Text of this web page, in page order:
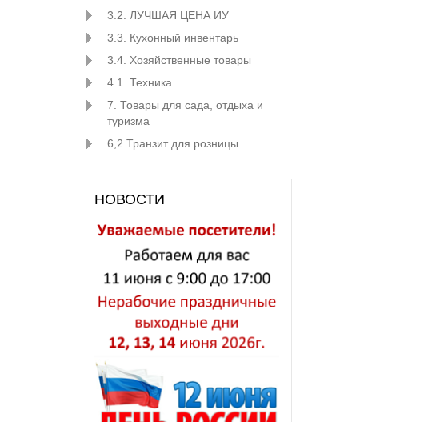
3.2. ЛУЧШАЯ ЦЕНА ИУ
3.3. Кухонный инвентарь
3.4. Хозяйственные товары
4.1. Техника
7. Товары для сада, отдыха и
туризма
6,2 Транзит для розницы
НОВОСТИ